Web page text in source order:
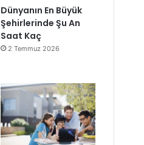
Dünyanın En Büyük
Şehirlerinde Şu An
Saat Kaç
2 Temmuz 2026